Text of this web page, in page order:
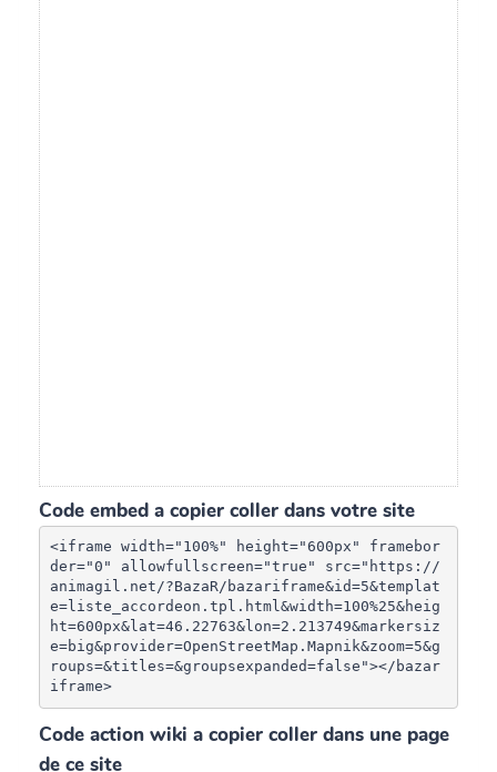
Code embed a copier coller dans votre site
<iframe width="100%" height="600px" framebor
der="0" allowfullscreen="true" src="https://
animagil.net/?BazaR/bazariframe&id=5&templat
e=liste_accordeon.tpl.html&width=100%25&heig
ht=600px&lat=46.22763&lon=2.213749&markersiz
e=big&provider=OpenStreetMap.Mapnik&zoom=5&g
roups=&titles=&groupsexpanded=false"></bazar
iframe>
Code action wiki a copier coller dans une page
de ce site